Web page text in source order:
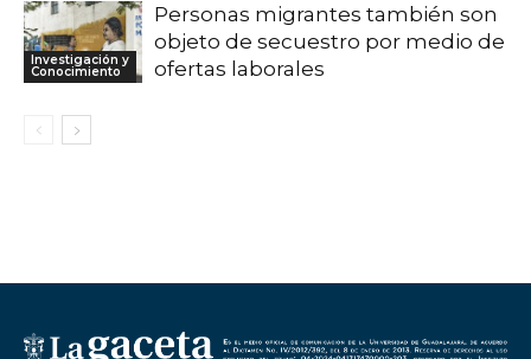
Investigación y
Conocimiento
Personas migrantes también son
objeto de secuestro por medio de
ofertas laborales